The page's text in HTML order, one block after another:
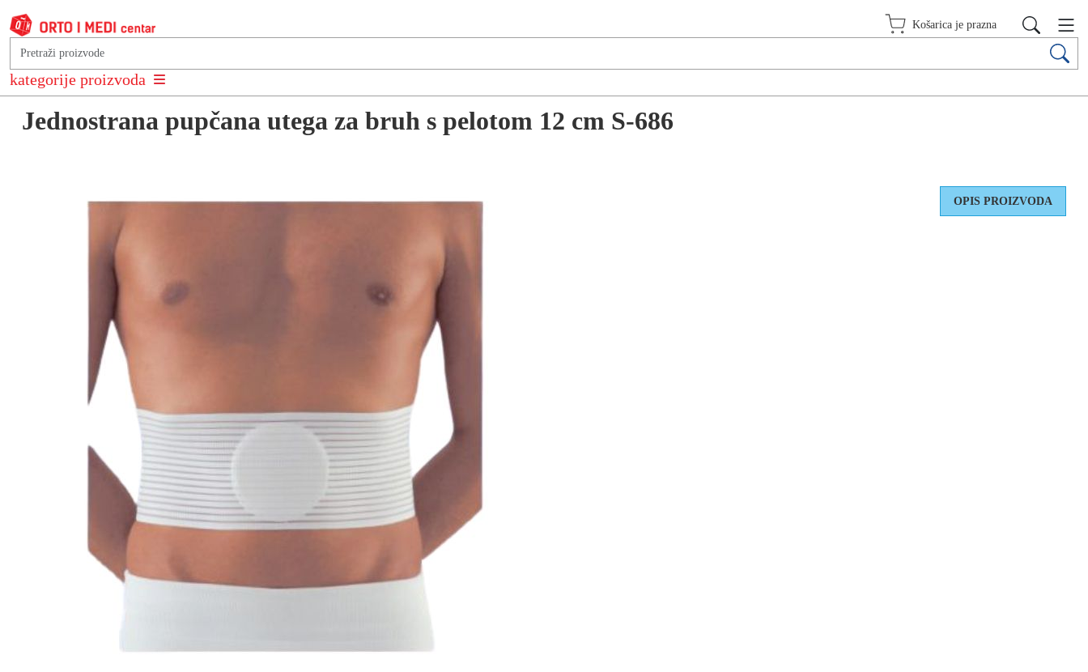
kategorije proizvoda
Košarica je prazna
Natrag na: Pojasevi i suspenzori
Jednostrana pupčana utega za bruh s pelotom 12 cm S-686
OPIS PROIZVODA